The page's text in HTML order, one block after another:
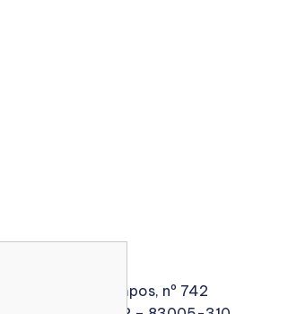
Ribeiro de Campos, nº 742